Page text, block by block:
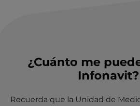
¿Cuánto me
Infonavit?
Recuerda que la Unidad de